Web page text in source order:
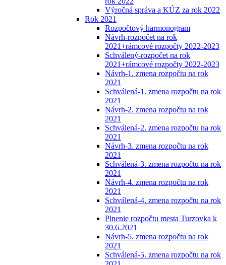
Výročná správa a KÚZ za rok 2022
Rok 2021
Rozpočtový harmonogram
Návrh-rozpočet na rok
2021+rámcové rozpočty 2022-2023
Schválený-rozpočet na rok
2021+rámcové rozpočty 2022-2023
Návrh-1. zmena rozpočtu na rok
2021
Schválená-1. zmena rozpočtu na rok
2021
Návrh-2. zmena rozpočtu na rok
2021
Schválená-2. zmena rozpočtu na rok
2021
Návrh-3. zmena rozpočtu na rok
2021
Schválená-3. zmena rozpočtu na rok
2021
Návrh-4. zmena rozpočtu na rok
2021
Schválená-4. zmena rozpočtu na rok
2021
Plnenie rozpočtu mesta Turzovka k
30.6.2021
Návrh-5. zmena rozpočtu na rok
2021
Schválená-5. zmena rozpočtu na rok